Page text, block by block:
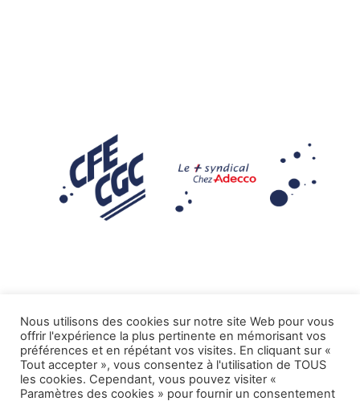
Mentions légales
Tous droits réservés CFE-CGC ADECCO.
Nous utilisons des cookies sur notre site Web pour vous
offrir l'expérience la plus pertinente en mémorisant vos
préférences et en répétant vos visites. En cliquant sur «
Tout accepter », vous consentez à l'utilisation de TOUS
les cookies. Cependant, vous pouvez visiter «
Paramètres des cookies » pour fournir un consentement